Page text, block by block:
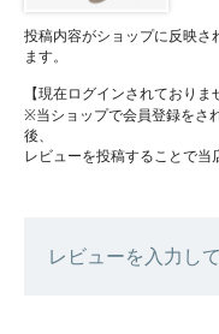
投稿内容がショップに反映さ
ます。
【現在ログインされておりま
※当ショップで会員登録をさ
後、
レビューを投稿することで当
レビューを入力し